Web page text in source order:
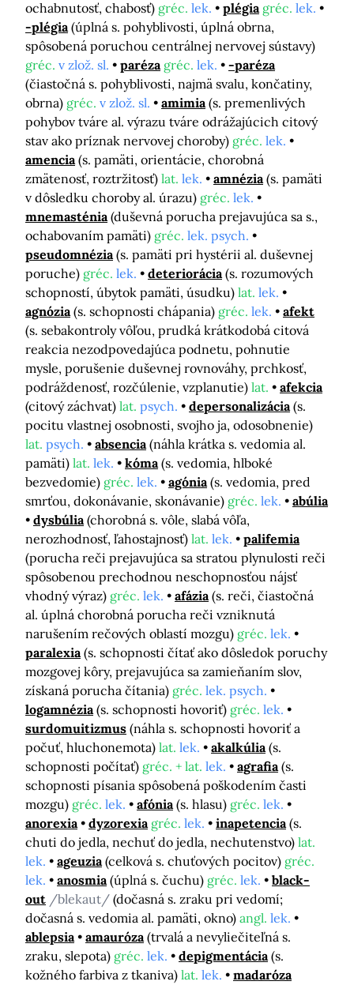
ochabnutosť, chabosť) gréc. lek. plégia gréc. lek.
-plégia (úplná s. pohyblivosti, úplná obrna,
spôsobená poruchou centrálnej nervovej sústavy)
gréc. v zlož. sl. paréza gréc. lek.
-paréza
(čiastočná s. pohyblivosti, najmä svalu, končatiny,
obrna) gréc. v zlož. sl. amimia (s. premenlivých
pohybov tváre al. výrazu tváre odrážajúcich citový
stav ako príznak nervovej choroby) gréc. lek.
amencia (s. pamäti, orientácie, chorobná
zmätenosť, roztržitosť) lat. lek. amnézia (s. pamäti
v dôsledku choroby al. úrazu) gréc. lek.
mnemasténia (duševná porucha prejavujúca sa s.,
ochabovaním pamäti) gréc. lek. psych.
pseudomnézia (s. pamäti pri hystérii al. duševnej
poruche) gréc. lek. deteriorácia (s. rozumových
schopností, úbytok pamäti, úsudku) lat. lek.
agnózia (s. schopnosti chápania) gréc. lek.
afekt
(s. sebakontroly vôľou, prudká krátkodobá citová
reakcia nezodpovedajúca podnetu, pohnutie
mysle, porušenie duševnej rovnováhy, prchkosť,
podráždenosť, rozčúlenie, vzplanutie) lat.
afekcia
(citový záchvat) lat. psych. depersonalizácia (s.
pocitu vlastnej osobnosti, svojho ja, odosobnenie)
lat. psych. absencia (náhla krátka s. vedomia al.
pamäti) lat. lek. kóma (s. vedomia, hlboké
bezvedomie) gréc. lek. agónia (s. vedomia, pred
smrťou, dokonávanie, skonávanie) gréc. lek.
abúlia
dysbúlia (chorobná s. vôle, slabá vôľa,
nerozhodnosť, ľahostajnosť) lat. lek.
palifemia
(porucha reči prejavujúca sa stratou plynulosti reči
spôsobenou prechodnou neschopnosťou nájsť
vhodný výraz) gréc. lek. afázia (s. reči, čiastočná
al. úplná chorobná porucha reči vzniknutá
narušením rečových oblastí mozgu) gréc. lek.
paralexia (s. schopnosti čítať ako dôsledok poruchy
mozgovej kôry, prejavujúca sa zamieňaním slov,
získaná porucha čítania) gréc. lek. psych.
logamnézia (s. schopnosti hovoriť) gréc. lek.
surdomuitizmus (náhla s. schopnosti hovoriť a
počuť, hluchonemota) lat. lek. akalkúlia (s.
schopnosti počítať) gréc. + lat. lek. agrafia (s.
schopnosti písania spôsobená poškodením časti
mozgu) gréc. lek. afónia (s. hlasu) gréc. lek.
anorexia
dyzorexia gréc. lek. inapetencia (s.
chuti do jedla, nechuť do jedla, nechutenstvo) lat.
lek.
ageuzia (celková s. chuťových pocitov) gréc.
lek.
anosmia (úplná s. čuchu) gréc. lek.
black-
out /blekaut/ (dočasná s. zraku pri vedomí;
dočasná s. vedomia al. pamäti, okno) angl. lek.
ablepsia
amauróza (trvalá a nevyliečiteľná s.
zraku, slepota) gréc. lek. depigmentácia (s.
kožného farbiva z tkaniva) lat. lek.
madaróza